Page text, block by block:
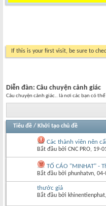
If this is your first visit, be sure to
Diễn đàn: Câu chuyện cảnh giác
Câu chuyện cảnh giác.. là nơi các bạn có
Tiêu đề / Khởi tạo chủ đề
Các thành viên nên
Bắt đầu bởi CNC PRO‎, 19-
TỐ CÁO "MINHAT" -
Bắt đầu bởi phunhatvn‎,
thước giả
Bắt đầu bởi khinentienphat